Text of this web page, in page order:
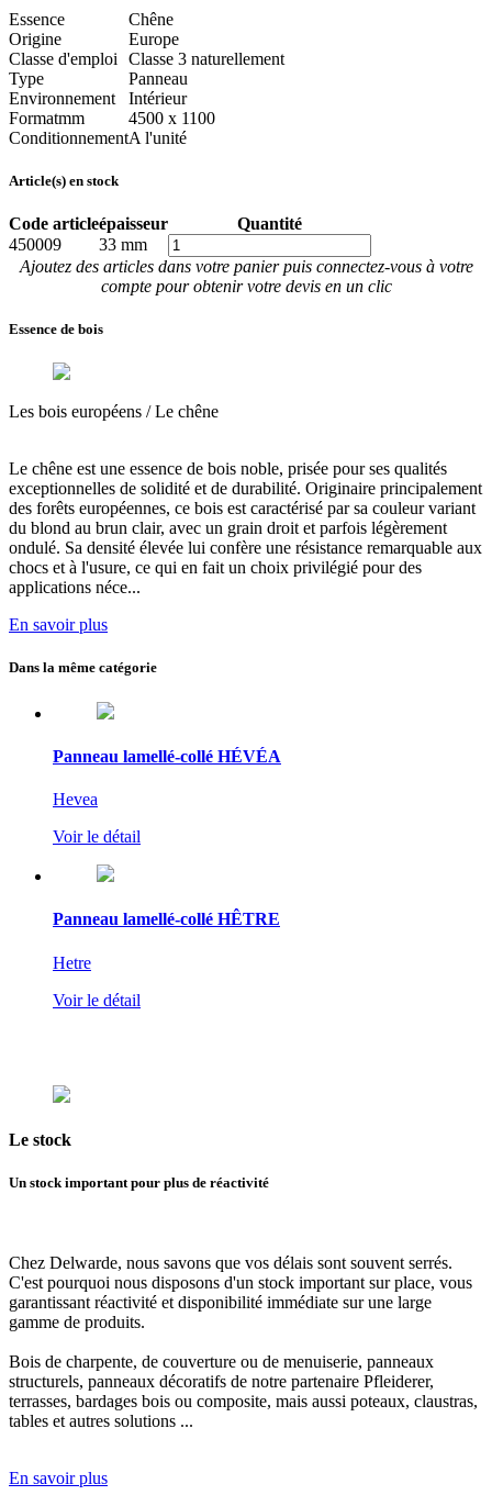
Essence
Chêne
Origine
Europe
Classe d'emploi
Classe 3 naturellement
Type
Panneau
Environnement
Intérieur
Formatmm
4500 x 1100
ConditionnementA l'unité
Article(s) en stock
Code articleépaisseur
Quantité
450009
33 mm
Ajoutez des articles dans votre panier puis connectez-vous à votre
compte pour obtenir votre devis en un clic
Essence de bois
Les bois européens /Le chêne
Le chêne est une essence de bois noble, prisée pour ses qualités
exceptionnelles de solidité et de durabilité. Originaire principalement
des forêts européennes, ce bois est caractérisé par sa couleur variant
du blond au brun clair, avec un grain droit et parfois légèrement
ondulé. Sa densité élevée lui confère une résistance remarquable aux
chocs et à l'usure, ce qui en fait un choix privilégié pour des
applications néce...
En savoir plus
Dans la même catégorie
Panneau lamellé-collé HÉVÉA
Hevea
Voir le détail
Panneau lamellé-collé HÊTRE
Hetre
Voir le détail
Le stock
Un stock important pour plus de réactivité
Chez Delwarde, nous savons que vos délais sont souvent serrés.
C'est pourquoi nous disposons d'un stock important sur place, vous
garantissant réactivité et disponibilité immédiate sur une large
gamme de produits.
Bois de charpente, de couverture ou de menuiserie, panneaux
structurels, panneaux décoratifs de notre partenaire Pfleiderer,
terrasses, bardages bois ou composite, mais aussi poteaux, claustras,
tables et autres solutions ...
En savoir plus